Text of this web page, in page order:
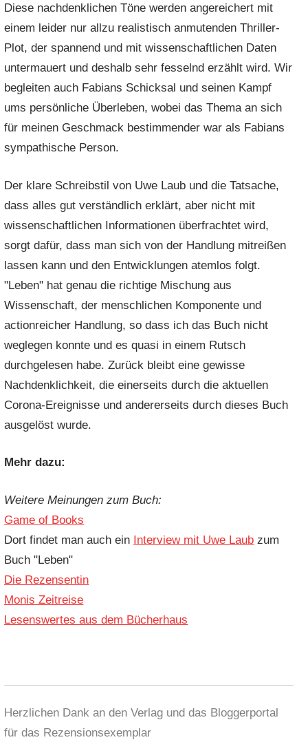
Diese nachdenklichen Töne werden angereichert mit
einem leider nur allzu realistisch anmutenden Thriller-
Plot, der spannend und mit wissenschaftlichen Daten
untermauert und deshalb sehr fesselnd erzählt wird. Wir
begleiten auch Fabians Schicksal und seinen Kampf
ums persönliche Überleben, wobei das Thema an sich
für meinen Geschmack bestimmender war als Fabians
sympathische Person.
Der klare Schreibstil von Uwe Laub und die Tatsache,
dass alles gut verständlich erklärt, aber nicht mit
wissenschaftlichen Informationen überfrachtet wird,
sorgt dafür, dass man sich von der Handlung mitreißen
lassen kann und den Entwicklungen atemlos folgt.
"Leben" hat genau die richtige Mischung aus
Wissenschaft, der menschlichen Komponente und
actionreicher Handlung, so dass ich das Buch nicht
weglegen konnte und es quasi in einem Rutsch
durchgelesen habe. Zurück bleibt eine gewisse
Nachdenklichkeit, die einerseits durch die aktuellen
Corona-Ereignisse und andererseits durch dieses Buch
ausgelöst wurde.
Mehr dazu:
Weitere Meinungen zum Buch:
Game of Books
Dort findet man auch ein Interview mit Uwe Laub zum
Buch "Leben"
Die Rezensentin
Monis Zeitreise
Lesenswertes aus dem Bücherhaus
Herzlichen Dank an den Verlag und das Bloggerportal
für das Rezensionsexemplar